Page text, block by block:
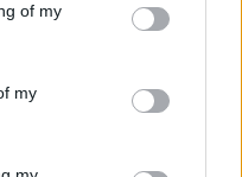
of my
my
|
Esim for Caribbean